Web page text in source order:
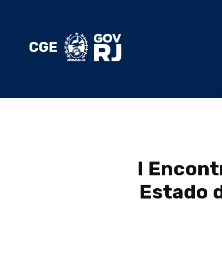
I
Estado